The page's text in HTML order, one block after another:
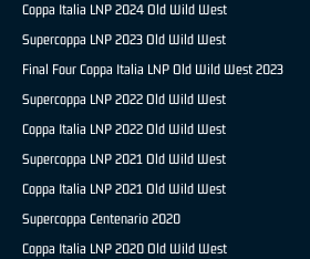
Coppa Italia LNP 2024 Old Wild West
Supercoppa LNP 2023 Old Wild West
Final Four Coppa Italia LNP Old Wild West 2023
Supercoppa LNP 2022 Old Wild West
Coppa Italia LNP 2022 Old Wild West
Supercoppa LNP 2021 Old Wild West
Coppa Italia LNP 2021 Old Wild West
Supercoppa Centenario 2020
Coppa Italia LNP 2020 Old Wild West